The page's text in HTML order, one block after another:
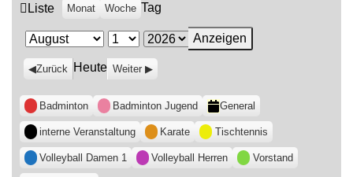
Ansicht
Liste Monat Woche Tag
Monat
Tag
Jahr
Zurück Heute Weiter
Kategorien
Badminton Badminton Jugend General
interne Veranstaltung Karate Tischtennis
Volleyball Damen 1 Volleyball Herren Vorstand